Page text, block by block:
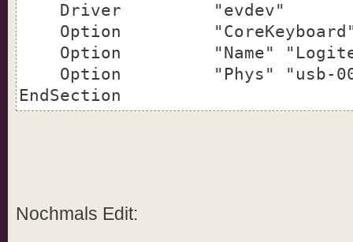
Driver "evdev"
Option
Option "Name" "Logitech
Option "Phys" "usb-
EndSection
Nochmals Edit: